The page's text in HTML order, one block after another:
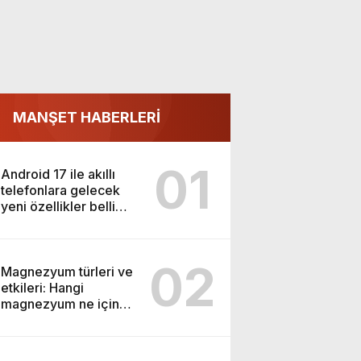
MANŞET HABERLERİ
Android 17 ile akıllı
telefonlara gelecek
yeni özellikler belli
01
Magnezyum türleri ve
etkileri: Hangi
magnezyum ne için
02